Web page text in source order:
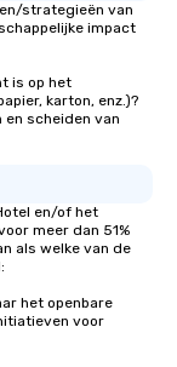
strategieën van
impact
is op het
karton, enz.)?
scheiden van
en/of het
meer dan 51%
als welke van de
het openbare
voor